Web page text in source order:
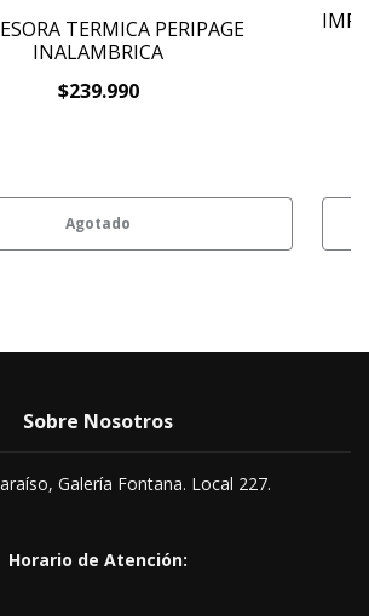
TERMICA PERIPAGE
INALAMBRICA
$239.990
Agotado
Sobre Nosotros
Galería Fontana. Local 227.
Horario de Atención: